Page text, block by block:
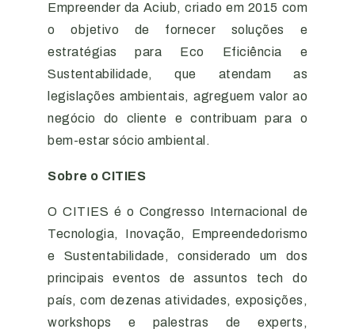
Empreender da Aciub, criado em 2015 com
o objetivo de fornecer soluções e
estratégias para Eco Eficiência e
Sustentabilidade, que atendam as
legislações ambientais, agreguem valor ao
negócio do cliente e contribuam para o
bem-estar sócio ambiental.
Sobre o CITIES
O CITIES é o Congresso Internacional de
Tecnologia, Inovação, Empreendedorismo
e Sustentabilidade, considerado um dos
principais eventos de assuntos tech do
país, com dezenas atividades, exposições,
workshops e palestras de experts,